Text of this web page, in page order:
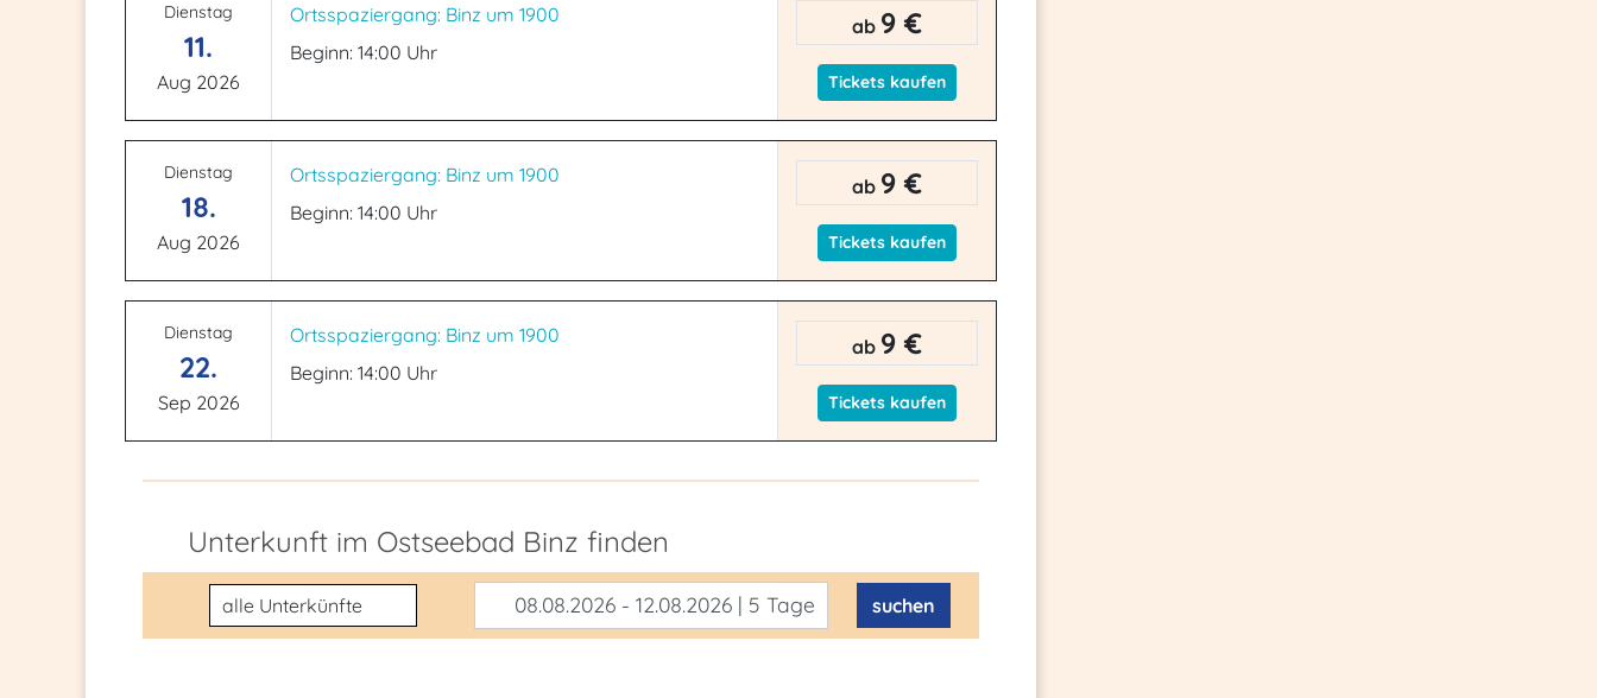
Dienstag
11.
Aug 2026
Ortsspaziergang: Binz um 1900
Beginn: 14:00 Uhr
ab 9 €
Tickets kaufen
Dienstag
18.
Aug 2026
Ortsspaziergang: Binz um 1900
Beginn: 14:00 Uhr
ab 9 €
Tickets kaufen
Dienstag
22.
Sep 2026
Ortsspaziergang: Binz um 1900
Beginn: 14:00 Uhr
ab 9 €
Tickets kaufen
Unterkunft im Ostseebad Binz finden
Unterkunftsart 08.08.2026 - 12.08.2026 | 5 Tage suchen